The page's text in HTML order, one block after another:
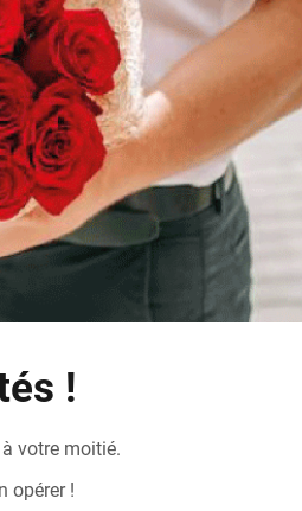
!
votre moitié.
opérer !